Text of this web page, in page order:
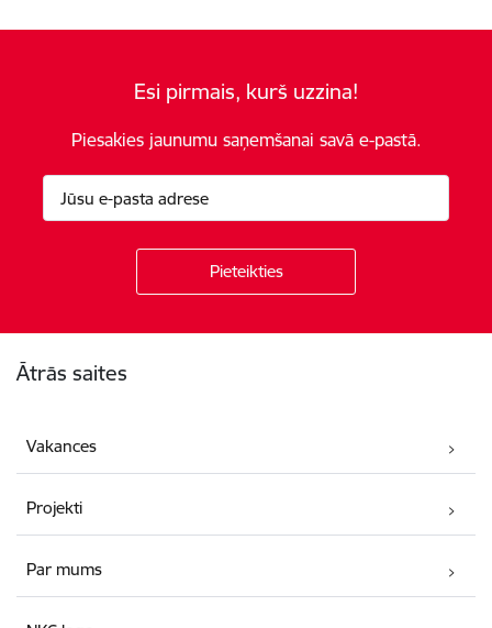
Esi pirmais, kurš uzzina!
Piesakies jaunumu saņemšanai savā e-pastā.
Ātrās saites
Vakances
Projekti
Par mums